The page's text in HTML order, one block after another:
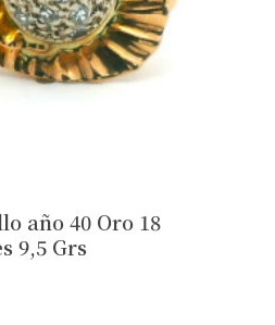
año 40 Oro 18
9,5 Grs